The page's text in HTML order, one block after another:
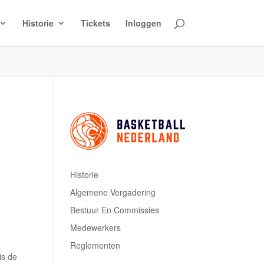
Historie Tickets Inloggen
is de
Historie
Algemene Vergadering
Bestuur En Commissies
Medewerkers
Reglementen